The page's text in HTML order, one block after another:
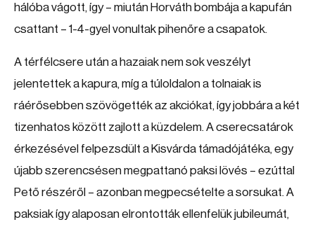
hálóba vágott, így – miután Horváth bombája a kapufán
csattant – 1-4-gyel vonultak pihenőre a csapatok.
A térfélcsere után a hazaiak nem sok veszélyt
jelentettek a kapura, míg a túloldalon a tolnaiak is
ráérősebben szövögették az akciókat, így jobbára a két
tizenhatos között zajlott a küzdelem. A cserecsatárok
érkezésével felpezsdült a Kisvárda támadójátéka, egy
újabb szerencsésen megpattanó paksi lövés – ezúttal
Pető részéről – azonban megpecsételte a sorsukat. A
paksiak így alaposan elrontották ellenfelük jubileumát,